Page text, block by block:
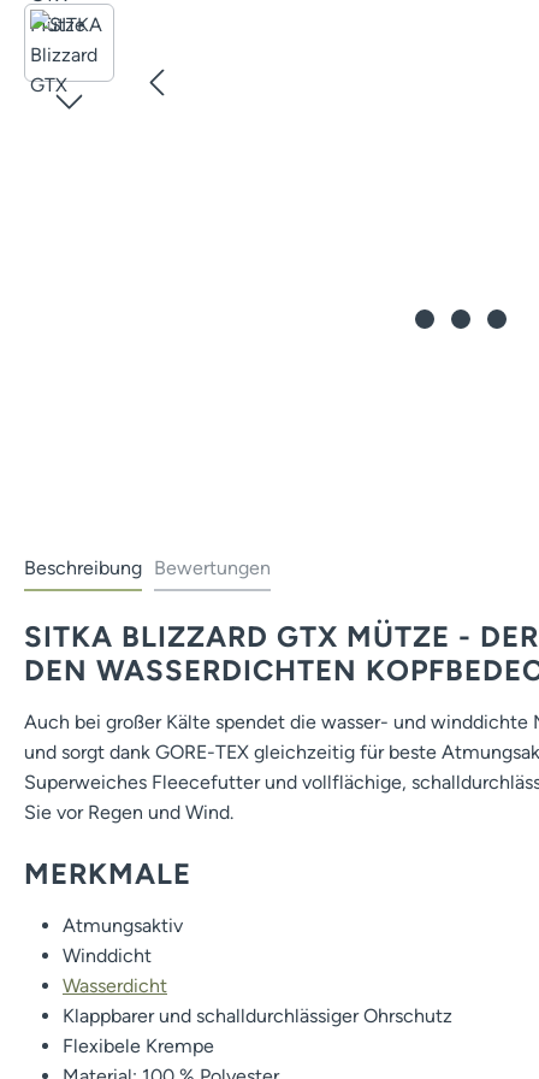
Beschreibung Bewertungen
SITKA BLIZZARD GTX MÜTZE -
DEN WASSERDICHTEN
Auch bei großer Kälte spendet die wasser- und winddichte
und sorgt dank GORE-TEX gleichzeitig für beste
Superweiches Fleecefutter und vollflächige,
Sie vor Regen und Wind.
MERKMALE
Atmungsaktiv
Winddicht
Wasserdicht
Klappbarer und schalldurchlässiger Ohrschutz
Flexibele Krempe